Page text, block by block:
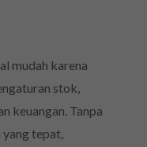
mudah karena
stok,
keuangan. Tanpa
tepat,